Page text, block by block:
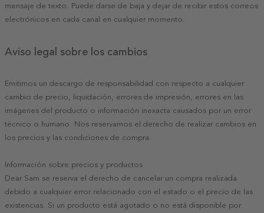
mensaje de texto. Puede darse de baja y dejar de recibir estos correos
electrónicos en cada canal en cualquier momento.
Aviso legal sobre los cambios
Emitimos un descargo de responsabilidad con respecto a cualquier
cambio de precio, liquidación, errores de impresión, errores en las
imágenes del producto o información inexacta causados por un error
técnico o humano. Nos reservamos el derecho de realizar cambios en
los precios y las condiciones de compra.
Información sobre precios y productos
Dear Sam se reserva el derecho de cancelar un compra realizada
debido a cualquier error relacionado con el estado o el precio de las
existencias. Si un producto está agotado o no está disponible por